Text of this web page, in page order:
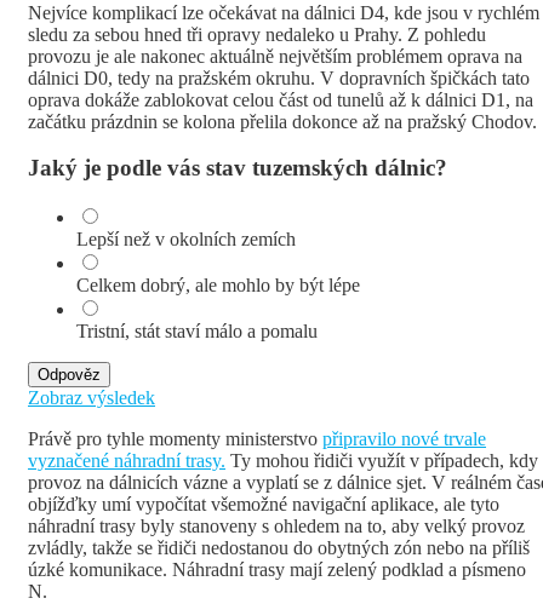
Nejvíce komplikací lze očekávat na dálnici D4, kde jsou v rychlém
sledu za sebou hned tři opravy nedaleko u Prahy. Z pohledu
provozu je ale nakonec aktuálně největším problémem oprava na
dálnici D0, tedy na pražském okruhu. V dopravních špičkách tato
oprava dokáže zablokovat celou část od tunelů až k dálnici D1, na
začátku prázdnin se kolona přelila dokonce až na pražský Chodov.
Jaký je podle vás stav tuzemských dálnic?
Lepší než v okolních zemích
Celkem dobrý, ale mohlo by být lépe
Tristní, stát staví málo a pomalu
Odpověz
Zobraz výsledek
Právě pro tyhle momenty ministerstvo připravilo nové trvale
vyznačené náhradní trasy. Ty mohou řidiči využít v případech, kdy
provoz na dálnicích vázne a vyplatí se z dálnice sjet. V reálném
objížďky umí vypočítat všemožné navigační aplikace, ale tyto
náhradní trasy byly stanoveny s ohledem na to, aby velký provoz
zvládly, takže se řidiči nedostanou do obytných zón nebo na příliš
úzké komunikace. Náhradní trasy mají zelený podklad a písmeno
N.